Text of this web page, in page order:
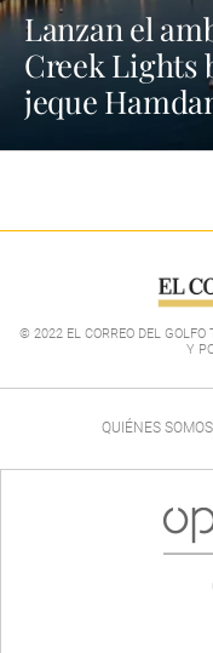
Lanzan el
Creek Lights
jeque
© 2022 EL CORREO DEL GOLFO
Y
QUIÉNES SOMOS